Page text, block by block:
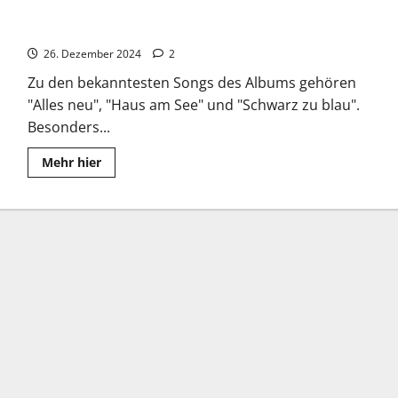
26. Dezember 2024 2
Zu den bekanntesten Songs des Albums gehören
"Alles neu", "Haus am See" und "Schwarz zu blau".
Besonders...
Mehr hierRead
more
Fox: